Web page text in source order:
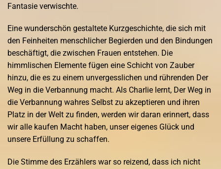
Fantasie verwischte.
Eine wunderschön gestaltete Kurzgeschichte, die sich mit
den Feinheiten menschlicher Begierden und den Bindungen
beschäftigt, die zwischen Frauen entstehen. Die
himmlischen Elemente fügen eine Schicht von Zauber
hinzu, die es zu einem unvergesslichen und rührenden Der
Weg in die Verbannung macht. Als Charlie lernt, Der Weg in
die Verbannung wahres Selbst zu akzeptieren und ihren
Platz in der Welt zu finden, werden wir daran erinnert, dass
wir alle kaufen Macht haben, unser eigenes Glück und
unsere Erfüllung zu schaffen.
Die Stimme des Erzählers war so reizend, dass ich nicht